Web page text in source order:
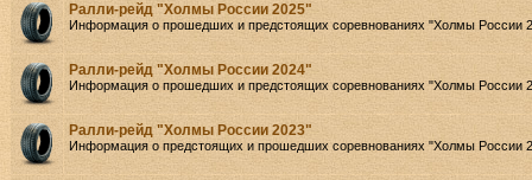
Ралли-рейд "Холмы России 2025"
Информация о прошедших и предстоящих соревнованиях "Холмы России
Ралли-рейд "Холмы России 2024"
Информация о прошедших и предстоящих соревнованиях "Холмы России
Ралли-рейд "Холмы России 2023"
Информация о предстоящих и прошедших соревнованиях "Холмы России